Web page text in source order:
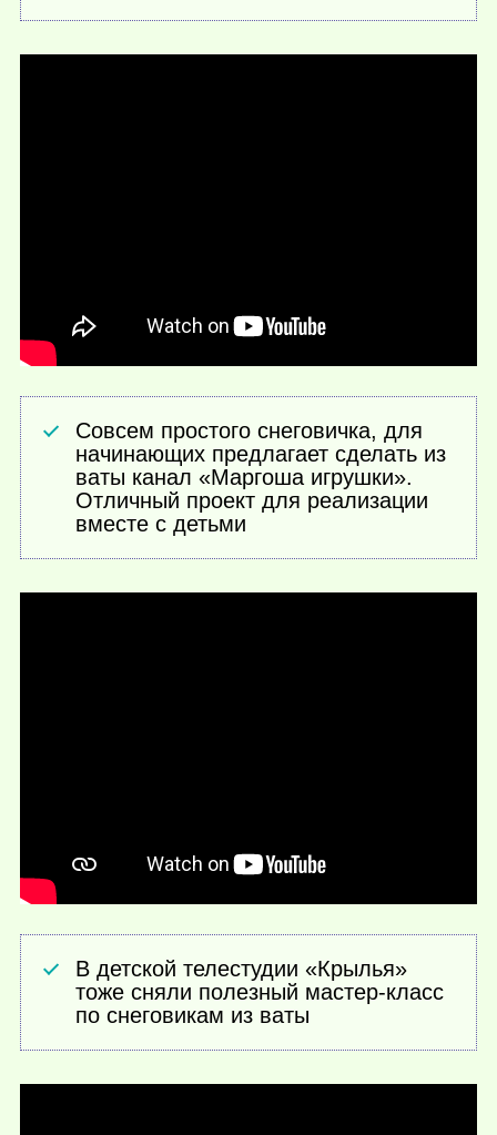
Совсем простого снеговичка, для
начинающих предлагает сделать из
ваты канал «Маргоша игрушки».
Отличный проект для реализации
вместе с детьми
В детской телестудии «Крылья»
тоже сняли полезный мастер-класс
по снеговикам из ваты